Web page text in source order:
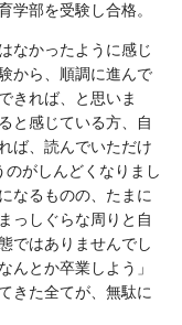
学部を受験し合格。
なかったように感じ
から、順調に進んで
きれば、と思いま
と感じている方、自
ば、読んでいただけ
がしんどくなりまし
なるものの、たまに
っしぐらな周りと自
ではありませんでし
んとか卒業しよう」
きた全てが、無駄に